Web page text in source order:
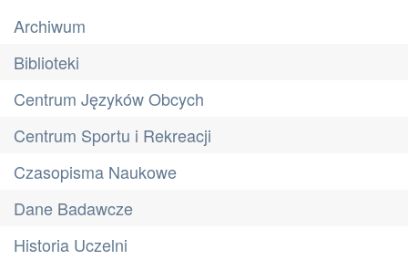
Archiwum
Biblioteki
Centrum Języków Obcych
Centrum Sportu i Rekreacji
Czasopisma Naukowe
Dane Badawcze
Historia Uczelni